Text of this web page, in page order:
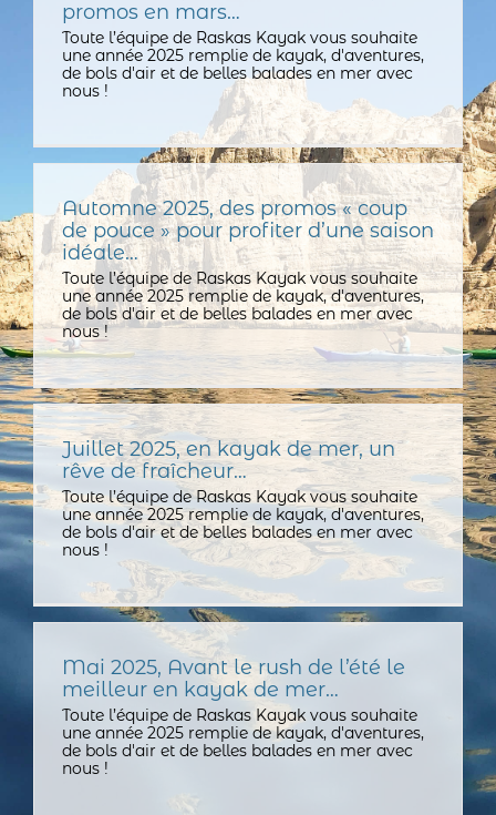
promos en mars…
Toute l’équipe de Raskas Kayak vous souhaite
une année 2025 remplie de kayak, d'aventures,
de bols d'air et de belles balades en mer avec
nous !
Automne 2025, des promos « coup
de pouce » pour profiter d’une saison
idéale…
Toute l’équipe de Raskas Kayak vous souhaite
une année 2025 remplie de kayak, d'aventures,
de bols d'air et de belles balades en mer avec
nous !
Juillet 2025, en kayak de mer, un
rêve de fraîcheur…
Toute l’équipe de Raskas Kayak vous souhaite
une année 2025 remplie de kayak, d'aventures,
de bols d'air et de belles balades en mer avec
nous !
Mai 2025, Avant le rush de l’été le
meilleur en kayak de mer…
Toute l’équipe de Raskas Kayak vous souhaite
une année 2025 remplie de kayak, d'aventures,
de bols d'air et de belles balades en mer avec
nous !